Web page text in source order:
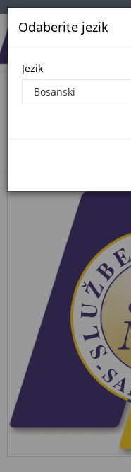
Odaberite jezik
Jezik
Pregled